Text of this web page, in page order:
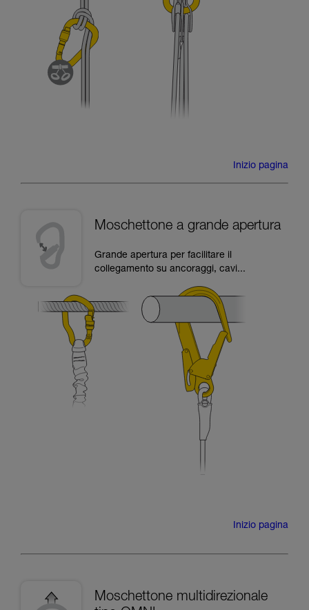
Inizio pagina
Moschettone a grande apertura
Grande apertura per facilitare il
collegamento su ancoraggi, cavi...
Inizio pagina
Moschettone multidirezionale